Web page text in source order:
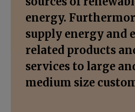
energy.
supply energy and
related products
services to large
medium size